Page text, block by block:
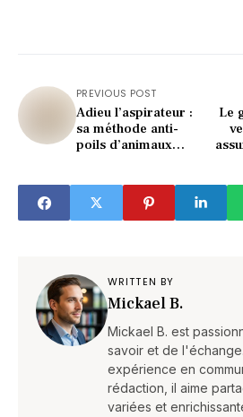
PREVIOUS POST
Adieu l’aspirateur :
sa méthode anti-
poils d’animaux
Le
WRITTEN BY
Mickael B.
Mickael B. est
savoir et de
expérience en
rédaction, il aime
variées et